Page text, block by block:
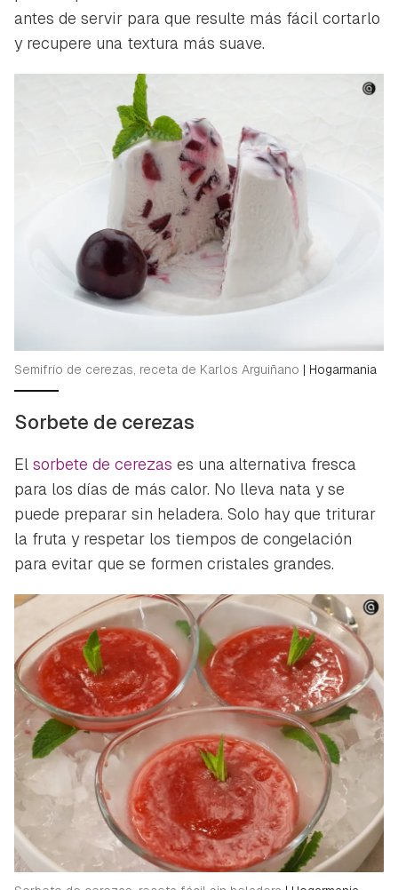
antes de servir para que resulte más fácil cortarlo
y recupere una textura más suave.
Semifrío de cerezas, receta de Karlos Arguiñano | Hogarmania
Sorbete de cerezas
El sorbete de cerezas es una alternativa fresca
para los días de más calor. No lleva nata y se
puede preparar sin heladera. Solo hay que triturar
la fruta y respetar los tiempos de congelación
para evitar que se formen cristales grandes.